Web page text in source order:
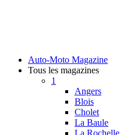
Auto-Moto Magazine
Tous les magazines
1
Angers
Blois
Cholet
La Baule
La Rochelle